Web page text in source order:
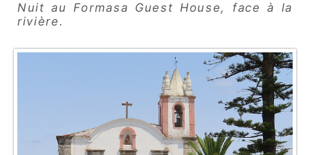
Nuit au Formasa Guest House, face à la
rivière.